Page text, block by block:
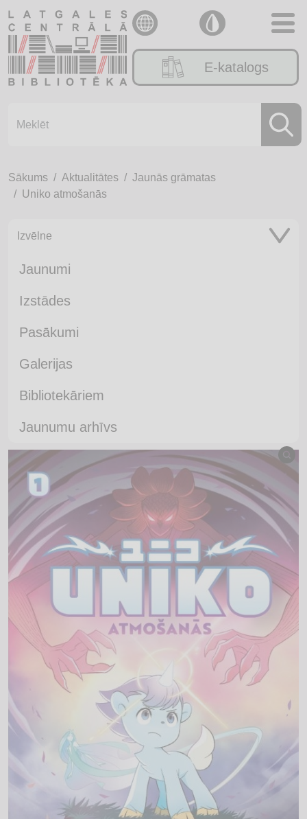
E-katalogs
Sākums Aktualitātes
Jaunās grāmatas
Uniko atmošanās
Izvēlne
Jaunumi
Izstādes
Pasākumi
Galerijas
Bibliotekāriem
Jaunumu arhīvs